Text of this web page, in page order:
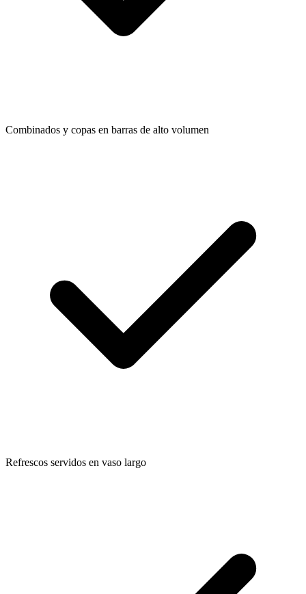
Combinados y copas en barras de alto volumen
Refrescos servidos en vaso largo